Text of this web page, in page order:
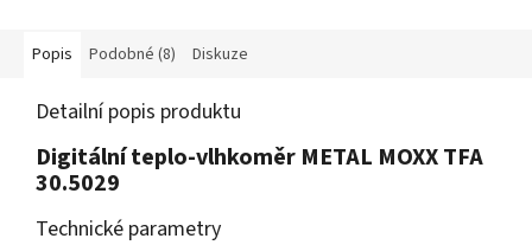
Popis Podobné (8) Diskuze
Detailní popis produktu
Digitální teplo-vlhkoměr METAL MOXX TFA
30.5029
Technické parametry